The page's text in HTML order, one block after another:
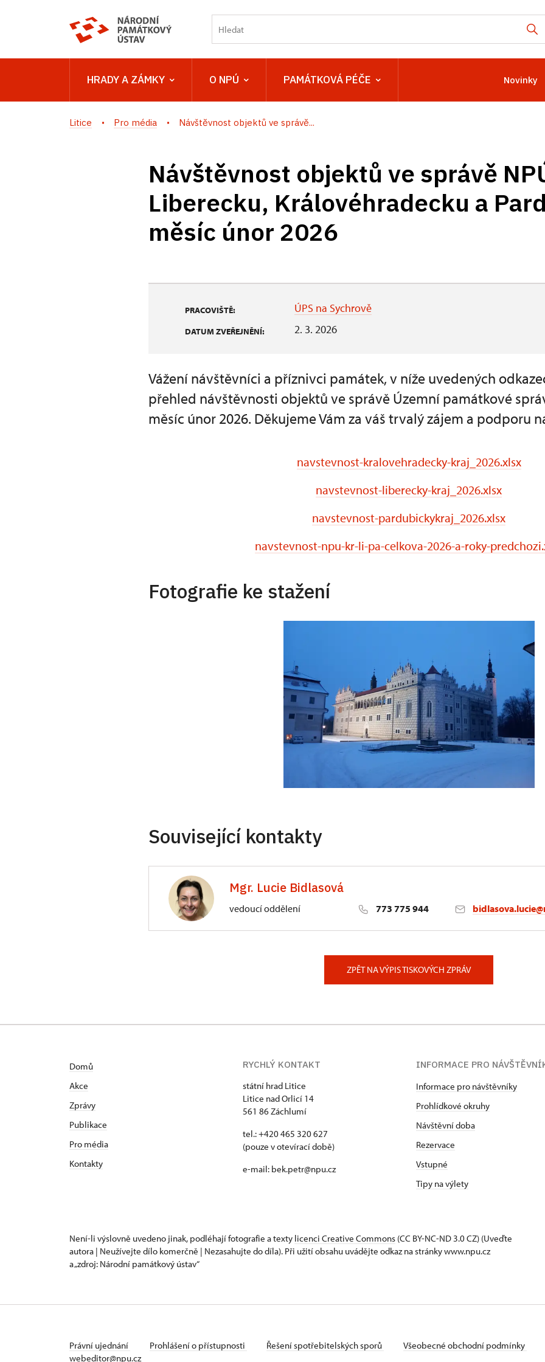
HRADY A ZÁMKY O NPÚ PAMÁTKOVÁ PÉČE Novinky
Litice Pro média Návštěvnost objektů ve správě...
Návštěvnost objektů ve správě
Liberecku, Královéhradecku a
měsíc únor 2026
PRACOVIŠTĚ: ÚPS na Sychrově
DATUM ZVEŘEJNĚNÍ: 2. 3. 2026
Vážení návštěvníci a příznivci památek, v níže uvedených
přehled návštěvnosti objektů ve správě Územní památkové
měsíc únor 2026. Děkujeme Vám za váš trvalý zájem a podporu
navstevnost-kralovehradecky-kraj_2026.xlsx
navstevnost-liberecky-kraj_2026.xlsx
navstevnost-pardubickykraj_2026.xlsx
navstevnost-npu-kr-li-pa-celkova-2026-a-roky-
Fotografie ke stažení
Související kontakty
Mgr. Lucie Bidlasová
vedoucí oddělení 773 775 944
ZPĚT NA VÝPIS TISKOVÝCH ZPRÁV
Domů
Akce
Zprávy
Publikace
Pro média
Kontakty
RYCHLÝ KONTAKT
státní hrad Litice
Litice nad Orlicí 14
561 86 Záchlumí
tel.: +420 465 320 627
(pouze v otevírací době)
e-mail: bek.petr@npu.cz
INFORMACE PRO
Informace pro návštěvníky
Prohlídkové okruhy
Návštěvní doba
Rezervace
Vstupné
Tipy na výlety
Není-li výslovně uvedeno jinak, podléhají fotografie a texty licenci Creative Commons (CC BY-NC-ND 3.0 CZ) (Uveďte
autora | Neužívejte dílo komerčně | Nezasahujte do díla). Při užití obsahu uvádějte odkaz na stránky www.npu.cz
a „zdroj: Národní památkový ústav“
Právní ujednání Prohlášení o přístupnosti Řešení spotřebitelských sporů
Všeobecné obchodní podmínky
webeditor@npu.cz